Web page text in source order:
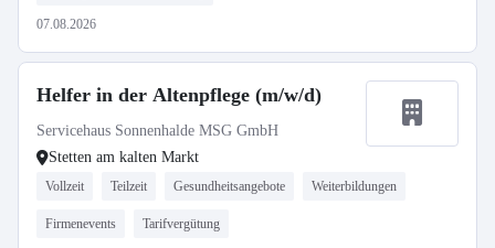
07.08.2026
Helfer in der Altenpflege (m/w/d)
Servicehaus Sonnenhalde MSG GmbH
Stetten am kalten Markt
Vollzeit Teilzeit Gesundheitsangebote Weiterbildungen
Firmenevents Tarifvergütung